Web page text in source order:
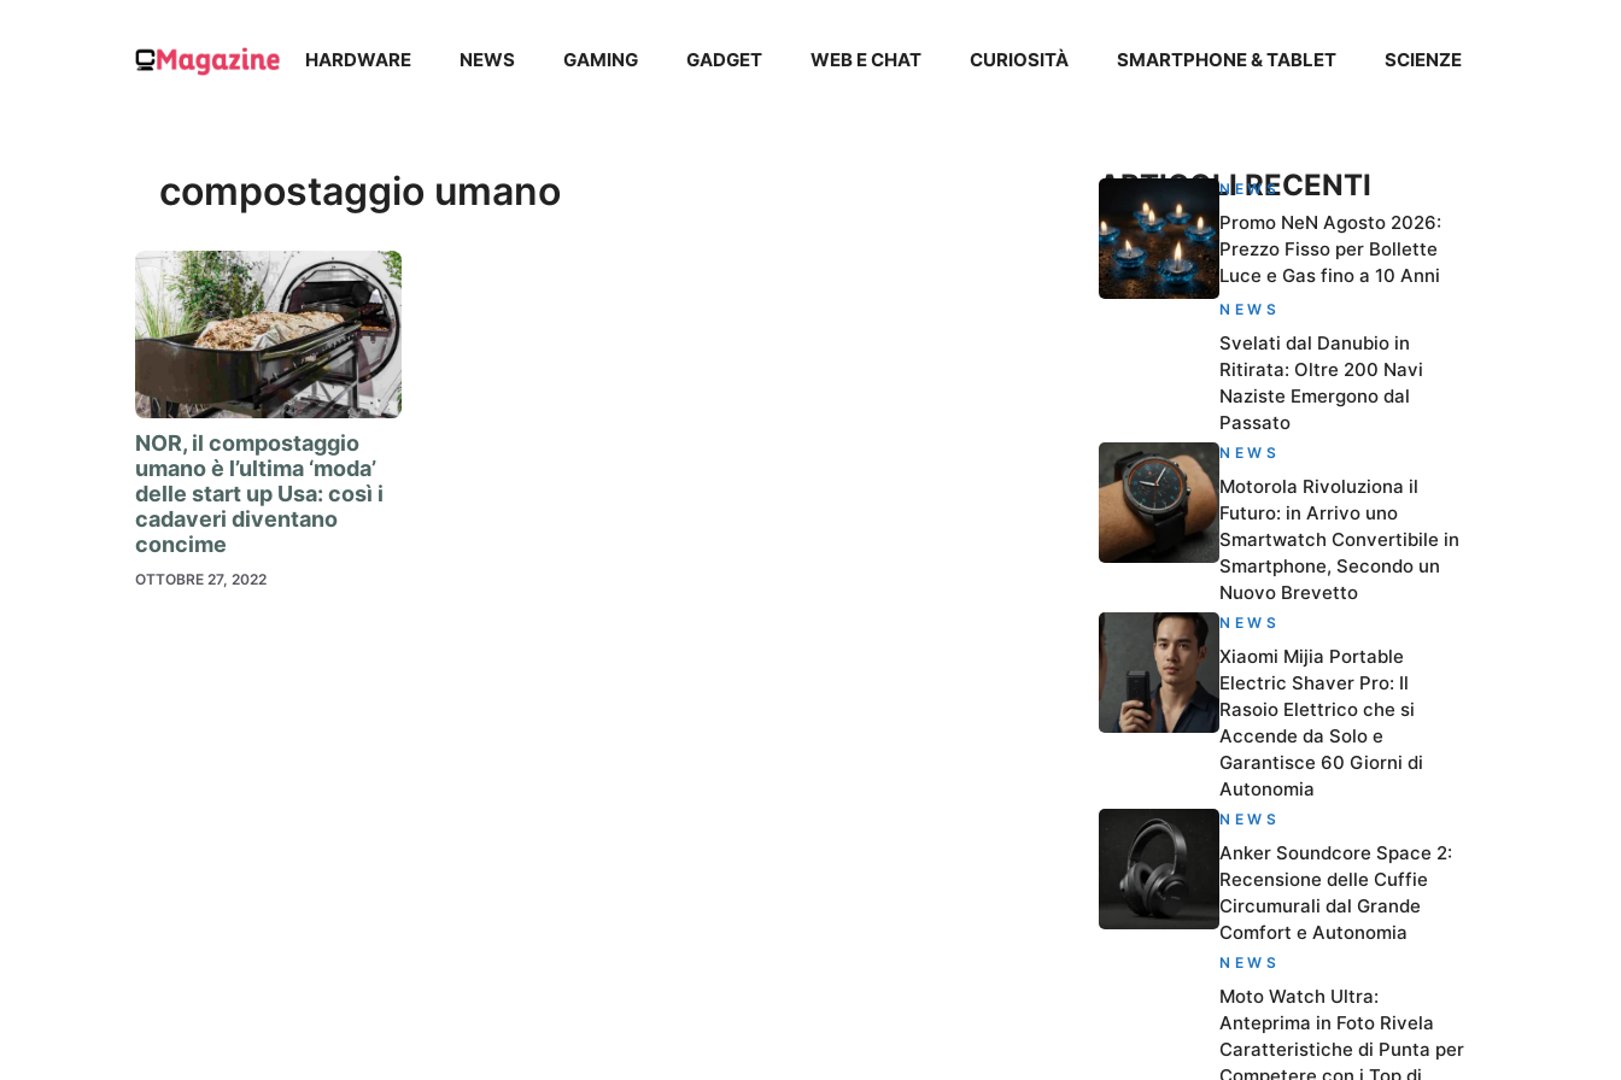
HARDWARE NEWS GAMING GADGET WEB E CHAT CURIOSITÀ SMARTPHONE & TABLET SCIENZE
compostaggio umano
NOR, il compostaggio
umano è l’ultima ‘moda’
delle start up Usa: così i
cadaveri diventano
concime
OTTOBRE 27, 2022
ARTICOLI RECENTI
NEWS
Promo NeN Agosto 2026:
Prezzo Fisso per Bollette
Luce e Gas fino a 10 Anni
NEWS
Svelati dal Danubio in
Ritirata: Oltre 200 Navi
Naziste Emergono dal
Passato
NEWS
Motorola Rivoluziona il
Futuro: in Arrivo uno
Smartwatch Convertibile in
Smartphone, Secondo un
Nuovo Brevetto
NEWS
Xiaomi Mijia Portable
Electric Shaver Pro: Il
Rasoio Elettrico che si
Accende da Solo e
Garantisce 60 Giorni di
Autonomia
NEWS
Anker Soundcore Space 2:
Recensione delle Cuffie
Circumurali dal Grande
Comfort e Autonomia
NEWS
Moto Watch Ultra:
Anteprima in Foto Rivela
Caratteristiche di Punta per